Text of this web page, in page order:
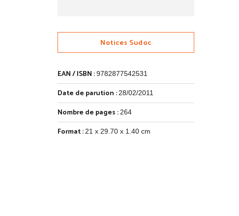
Notices Sudoc
EAN / ISBN :9782877542531
Date de parution : 28/02/2011
Nombre de pages : 264
Format : 21 x 29.70 x 1.40 cm